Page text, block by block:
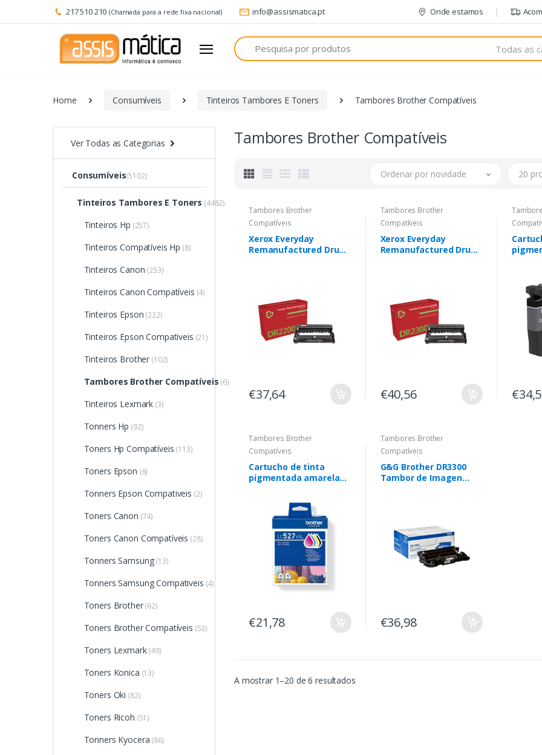
217 510 210 (Chamada para a rede fixa nacional) info@assismatica.pt Onde estamos
Pesquisa
Todas as
Home Consumíveis Tinteiros Tambores E Toners Tambores Brother Compatíveis
Ver Todas as Categorias
Consumíveis(5102)
Tinteiros Tambores E Toners (4482)
Tinteiros Hp (257)
Tinteiros Compatíveis Hp (8)
Tinteiros Canon (253)
Tinteiros Canon Compatíveis (4)
Tinteiros Epson (222)
Tinteiros Epson Compativeis (21)
Tinteiros Brother (102)
Tambores Brother Compatíveis (6)
Tinteiros Lexmark (3)
Tonners Hp (92)
Toners Hp Compatíveis (113)
Toners Epson (6)
Tonners Epson Compativeis (2)
Toners Canon (74)
Toners Canon Compatíveis (28)
Tonners Samsung(13)
Tonners Samsung Compativeis (4)
Toners Brother(62)
Toners Brother Compatíveis (53)
Toners Lexmark(49)
Toners Konica (13)
Toners Oki (82)
Toners Ricoh (51)
Tonners Kyocera (86)
Tambores Brother Compatíveis
Ordenar por novidade 20
Tambores Brother
Compatíveis
Xerox Everyday
Remanufactured Drum
€37,64
Tambores Brother
Compatíveis
Xerox Everyday
Remanufactured Drum
€40,56
Tambores Brother
Compatíveis
Cartucho de tinta
pigmentada amarela
genérico - Substitui
LC527XLY/LC527Y
€21,78
Tambores Brother
Compatíveis
G&G Brother DR3300
Tambor de Imagen
€36,98
A mostrar 1–20 de 6 resultados